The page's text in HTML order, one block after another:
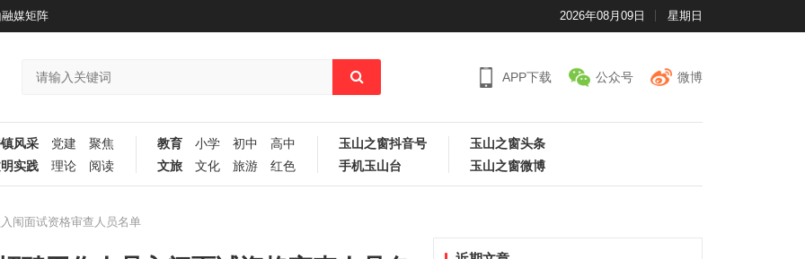
媒矩阵 2026年08月09日 星期日
APP下载 公众号 微博
风采 党建
聚焦
实践
理论 阅读
教育 小学 初中
高中
文旅
文化 旅游 红色
玉山之窗抖音号
手机玉山台
玉山之窗头条
玉山之窗微博
闱面试资格审查人员名单